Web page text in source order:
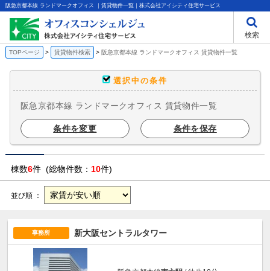
阪急京都本線 ランドマークオフィス ｜賃貸物件一覧｜株式会社アイシティ住宅サービス
検索
TOPページ 賃貸物件検索 阪急京都本線 ランドマークオフィス 賃貸物件一覧
選択中の条件
阪急京都本線 ランドマークオフィス 賃貸物件一覧
条件を変更 条件を保存
棟数6件 (総物件数： 10件)
並び順 ：
事務所 新大阪セントラルタワー